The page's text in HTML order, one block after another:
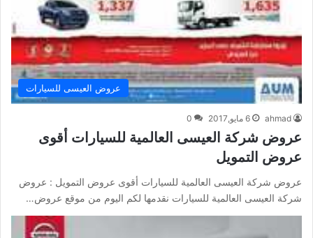
عروض العيسى للسيارات
ahmad 6 مايو,2017 0
عروض شركة العيسى العالمية للسيارات أقوى
عروض التمويل
عروض شركة العيسى العالمية للسيارات أقوى عروض التمويل : عروض
شركة العيسى العالمية للسيارات نقدمها لكم اليوم من موقع عروض…